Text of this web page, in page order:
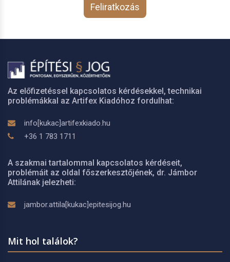
Feliratkozás
Az előfizetéssel kapcsolatos kérdésekkel, technikai
problémákkal az Artifex Kiadóhoz fordulhat:
info[kukac]artifexkiado.hu
+36 1 783 1711
A szakmai tartalommal kapcsolatos kérdéseit,
problémáit az oldal főszerkesztőjének, dr. Jámbor
Attilának jelezheti:
jambor.attila[kukac]epitesijog.hu
Mit hol találok?